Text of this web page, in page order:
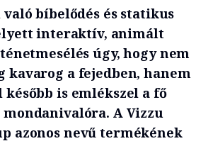
bíbelődés és statikus
interaktív, animált
úgy, hogy nem
kavarog a fejedben, hanem
is emlékszel a fő
mondanivalóra. A Vizzu
azonos nevű termékének